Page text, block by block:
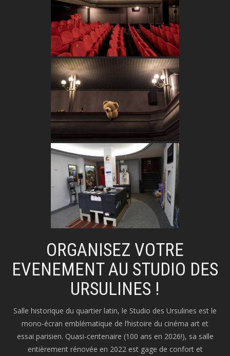
ORGANISEZ VOTRE
EVENEMENT AU STUDIO DES
URSULINES !
Salle historique du quartier latin, le Studio des Ursulines est le
mono-écran emblématique de l’histoire du cinéma art et
essai parisien. Quasi-centenaire (100 ans en 2026!), sa salle
entièrement rénovée en 2022 est gage de confort et